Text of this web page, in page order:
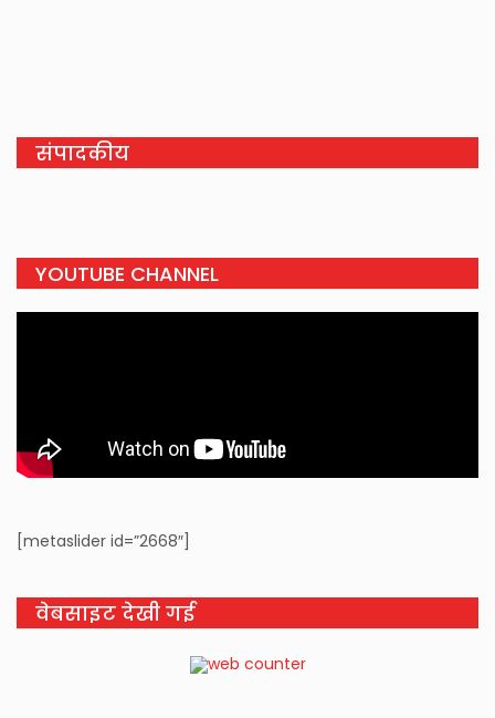
संपादकीय
YOUTUBE CHANNEL
[metaslider id=”2668″]
वेबसाइट देखी गई